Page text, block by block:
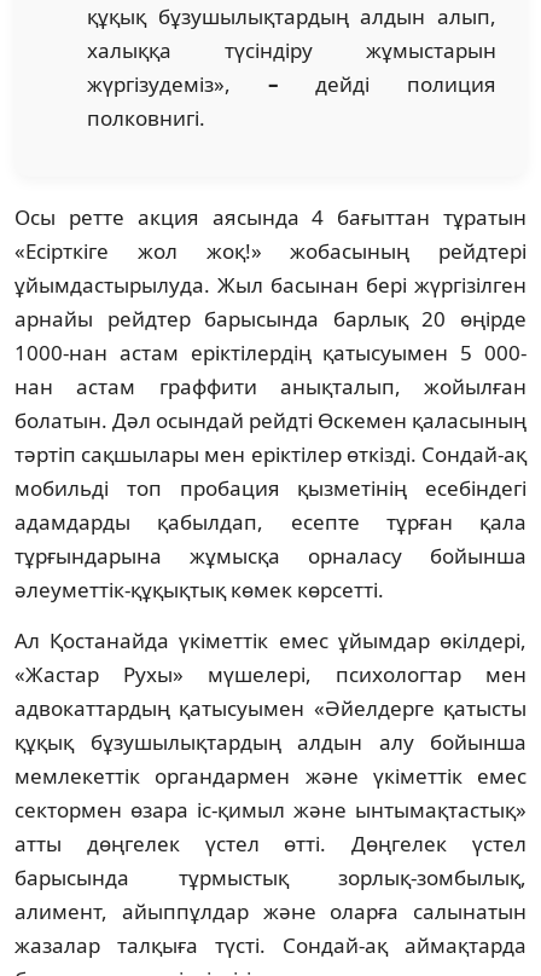
құқық бұзушылықтардың алдын алып,
халыққа түсіндіру жұмыстарын
жүргізудеміз», –дейді полиция
полковнигі.
Осы ретте акция аясында 4 бағыттан тұратын
«Есірткіге жол жоқ!» жобасының рейдтері
ұйымдастырылуда. Жыл басынан бері жүргізілген
арнайы рейдтер барысында барлық 20 өңірде
1000-нан астам еріктілердің қатысуымен 5 000-
нан астам граффити анықталып, жойылған
болатын. Дәл осындай рейдті Өскемен қаласының
тәртіп сақшылары мен еріктілер өткізді. Сондай-ақ
мобильді топ пробация қызметінің есебіндегі
адамдарды қабылдап, есепте тұрған қала
тұрғындарына жұмысқа орналасу бойынша
әлеуметтік-құқықтық көмек көрсетті.
Ал Қостанайда үкіметтік емес ұйымдар өкілдері,
«Жастар Рухы» мүшелері, психологтар мен
адвокаттардың қатысуымен «Әйелдерге қатысты
құқық бұзушылықтардың алдын алу бойынша
мемлекеттік органдармен және үкіметтік емес
сектормен өзара іс-қимыл және ынтымақтастық»
атты дөңгелек үстел өтті. Дөңгелек үстел
барысында тұрмыстық зорлық-зомбылық,
алимент, айыппұлдар және оларға салынатын
жазалар талқыға түсті. Сондай-ақ аймақтарда